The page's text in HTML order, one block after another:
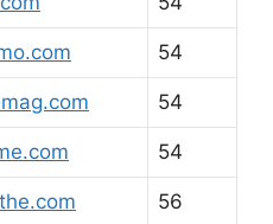
54
54
54
56